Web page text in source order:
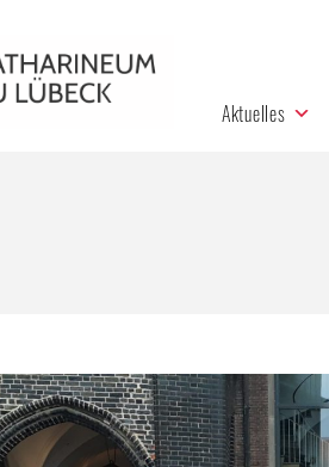
Aktuelles